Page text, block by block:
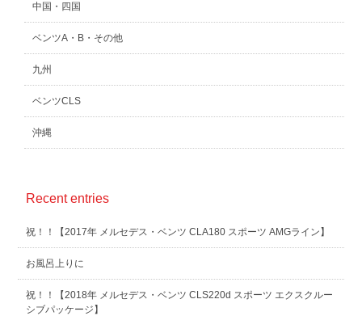
中国・四国
ベンツA・B・その他
九州
ベンツCLS
沖縄
Recent entries
祝！！【2017年 メルセデス・ベンツ CLA180 スポーツ AMGライン】
お風呂上りに
祝！！【2018年 メルセデス・ベンツ CLS220d スポーツ エクスクルー
シブパッケージ】